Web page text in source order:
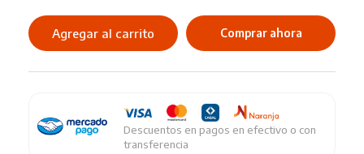
Ciudades
Cuadriculado
Agregar al carrito Comprar ahora
Descuentos en pagos en efectivo o con
transferencia